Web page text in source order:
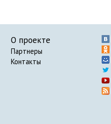
О проекте
Партнеры
Контакты